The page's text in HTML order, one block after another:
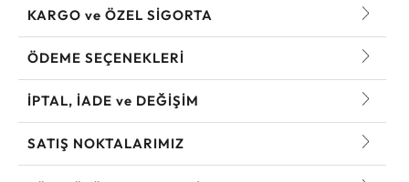
KARGO ve ÖZEL SİGORTA
ÖDEME SEÇENEKLERİ
İPTAL, İADE ve DEĞİŞİM
SATIŞ NOKTALARIMIZ